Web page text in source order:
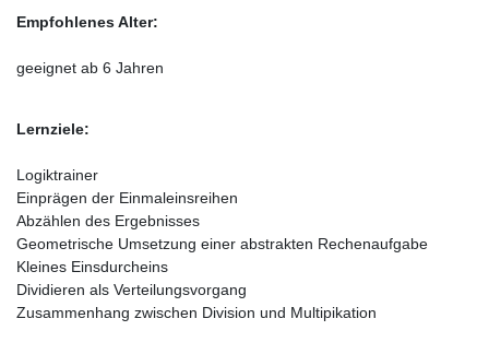
Empfohlenes Alter:
geeignet ab 6 Jahren
Lernziele:
Logiktrainer
Einprägen der Einmaleinsreihen
Abzählen des Ergebnisses
Geometrische Umsetzung einer abstrakten Rechenaufgabe
Kleines Einsdurcheins
Dividieren als Verteilungsvorgang
Zusammenhang zwischen Division und Multipikation